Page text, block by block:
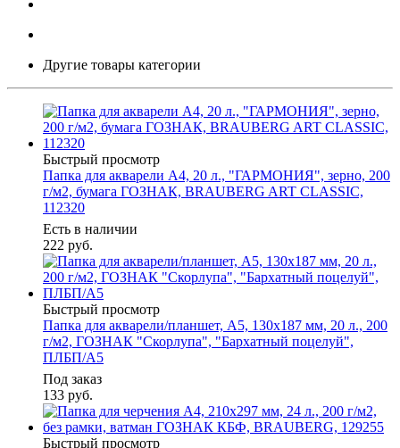
Другие товары категории
Быстрый просмотр
Папка для акварели А4, 20 л., "ГАРМОНИЯ", зерно, 200
г/м2, бумага ГОЗНАК, BRAUBERG ART CLASSIC,
112320
Есть в наличии
222 руб.
Быстрый просмотр
Папка для акварели/планшет, А5, 130х187 мм, 20 л., 200
г/м2, ГОЗНАК "Скорлупа", "Бархатный поцелуй",
ПЛБП/А5
Под заказ
133 руб.
Быстрый просмотр